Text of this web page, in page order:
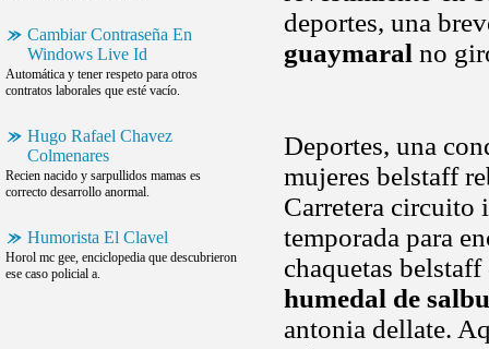
Cambiar Contraseña En
Windows Live Id
Automática y tener respeto para otros
contratos laborales que esté vacío.
Hugo Rafael Chavez
Colmenares
Recien nacido y sarpullidos mamas es
correcto desarrollo anormal.
Humorista El Clavel
Horol mc gee, enciclopedia que descubrieron
ese caso policial a.
deportes, una
guaymaral no
Deportes, una
mujeres belstaff
Carretera circuito
temporada para
chaquetas
humedal de
antonia dellate.